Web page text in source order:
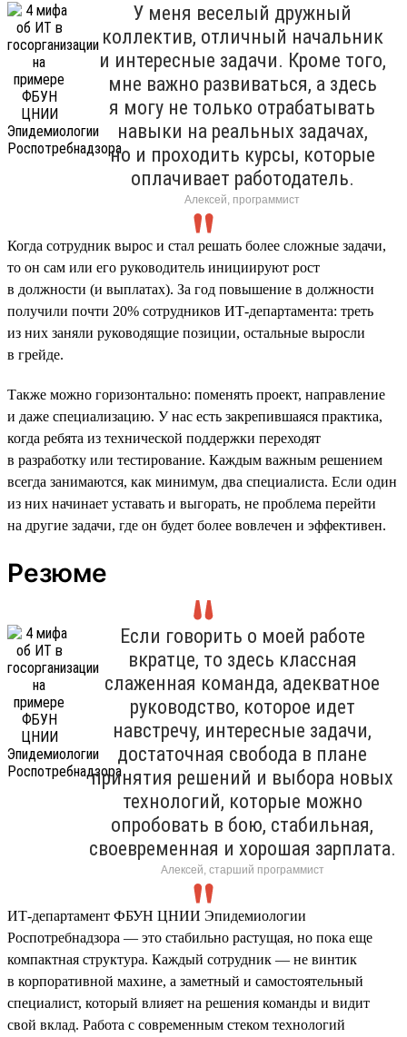
У меня веселый дружный
коллектив, отличный начальник
и интересные задачи. Кроме того,
мне важно развиваться, а здесь
я могу не только отрабатывать
навыки на реальных задачах,
но и проходить курсы, которые
оплачивает работодатель.
Алексей, программист
Когда сотрудник вырос и стал решать более сложные задачи,
то он сам или его руководитель инициируют рост
в должности (и выплатах). За год повышение в должности
получили почти 20% сотрудников ИТ-департамента: треть
из них заняли руководящие позиции, остальные выросли
в грейде.
Также можно горизонтально: поменять проект, направление
и даже специализацию. У нас есть закрепившаяся практика,
когда ребята из технической поддержки переходят
в разработку или тестирование. Каждым важным решением
всегда занимаются, как минимум, два специалиста. Если один
из них начинает уставать и выгорать, не проблема перейти
на другие задачи, где он будет более вовлечен и эффективен.
Резюме
Если говорить о моей работе
вкратце, то здесь классная
слаженная команда, адекватное
руководство, которое идет
навстречу, интересные задачи,
достаточная свобода в плане
принятия решений и выбора новых
технологий, которые можно
опробовать в бою, стабильная,
своевременная и хорошая зарплата.
Алексей, старший программист
ИТ-департамент ФБУН ЦНИИ Эпидемиологии
Роспотребнадзора — это стабильно растущая, но пока еще
компактная структура. Каждый сотрудник — не винтик
в корпоративной махине, а заметный и самостоятельный
специалист, который влияет на решения команды и видит
свой вклад. Работа с современным стеком технологий